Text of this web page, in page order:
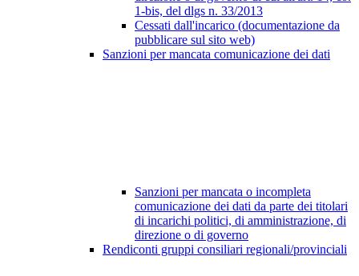
1-bis, del dlgs n. 33/2013
Cessati dall'incarico (documentazione da
pubblicare sul sito web)
Sanzioni per mancata comunicazione dei dati
Sanzioni per mancata o incompleta
comunicazione dei dati da parte dei titolari
di incarichi politici, di amministrazione, di
direzione o di governo
Rendiconti gruppi consiliari regionali/provinciali